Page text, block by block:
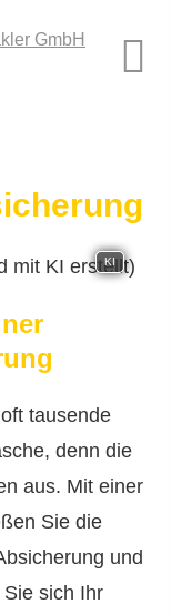
KI
tausende
denn die
aus. Mit einer
Sie die
und
sich Ihr